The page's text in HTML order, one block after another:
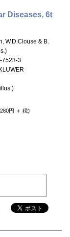
Diseases, 6t
W.D.Clouse & B.
7523-3
円 ＋ 税)